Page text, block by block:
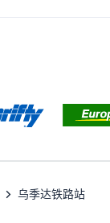
乌季达铁路站